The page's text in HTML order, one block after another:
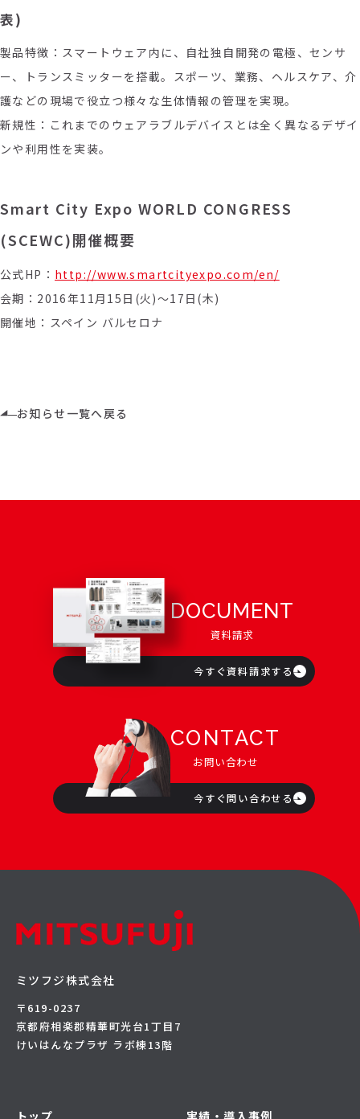
表)
製品特徴：スマートウェア内に、自社独自開発の電極、センサ
ー、トランスミッターを搭載。スポーツ、業務、ヘルスケア、介
護などの現場で役立つ様々な生体情報の管理を実現。
新規性：これまでのウェアラブルデバイスとは全く異なるデザイ
ンや利用性を実装。
Smart City Expo WORLD CONGRESS
(SCEWC)開催概要
公式HP： http://www.smartcityexpo.com/en/
会期：2016年11月15日(火)～17日(木)
開催地：スペイン バルセロナ
お知らせ一覧へ戻る
DOCUMENT
資料請求
今すぐ資料請求する
CONTACT
お問い合わせ
今すぐ問い合わせる
ミツフジ株式会社
〒619-0237
京都府相楽郡精華町光台1丁目7
けいはんなプラザ ラボ棟13階